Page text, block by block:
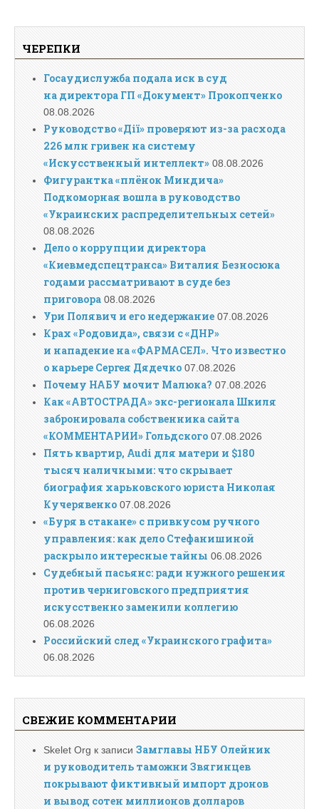
ЧЕРЕПКИ
Госаудислужба подала иск в суд
на директора ГП «Документ» Прокопченко
08.08.2026
Руководство «Дії» проверяют из-за расхода
226 млн гривен на систему
«Искусственный интеллект» 08.08.2026
Фигурантка «плёнок Миндича»
Подкоморная вошла в руководство
«Украинских распределительных сетей»
08.08.2026
Дело о коррупции директора
«Киевмедспецтранса» Виталия Безносюка
годами рассматривают в суде без
приговора 08.08.2026
Ури Полявич и его недержание 07.08.2026
Крах «Родовида», связи с «ДНР»
и нападение на «ФАРМАСЕЛ». Что известно
о карьере Сергея Дядечко 07.08.2026
Почему НАБУ мочит Малюка? 07.08.2026
Как «АВТОСТРАДА» экс-регионала Шкиля
забронировала собственника сайта
«КОММЕНТАРИИ» Гольдского 07.08.2026
Пять квартир, Audi для матери и $180
тысяч наличными: что скрывает
биография харьковского юриста Николая
Кучерявенко 07.08.2026
«Буря в стакане» с привкусом ручного
управления: как дело Стефанишиной
раскрыло интересные тайны 06.08.2026
Судебный пасьянс: ради нужного решения
против черниговского предприятия
искусственно заменили коллегию
06.08.2026
Российский след «Украинского графита»
06.08.2026
СВЕЖИЕ КОММЕНТАРИИ
Skelet Org к записи Замглавы НБУ Олейник
и руководитель таможни Звягинцев
покрывают фиктивный импорт дронов
и вывод сотен миллионов долларов